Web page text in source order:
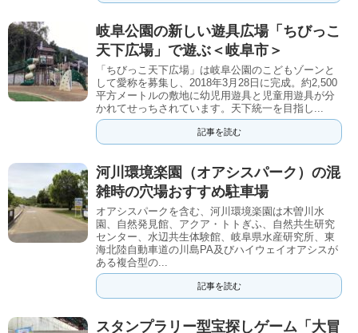
岐阜公園の新しい遊具広場「ちびっこ
天下広場」で遊ぶ＜岐阜市＞
「ちびっこ天下広場」は岐阜公園のこどもゾーンと
して愛称を募集し、2018年3月28日に完成。約2,500
平方メートルの敷地に幼児用遊具と児童用遊具が分
かれてせっちされています。天下統一を目指し...
記事を読む
河川環境楽園（オアシスパーク）の混
雑時の穴場おすすめ駐車場
オアシスパークを含む、河川環境楽園は木曽川水
園、自然発見館、アクア・トトぎふ、自然共生研究
センター、水辺共生体験館、岐阜県水産研究所、東
海北陸自動車道の川島PA及びハイウェイオアシスが
ある複合型の...
記事を読む
スタンプラリー型宝探しゲーム「大冒